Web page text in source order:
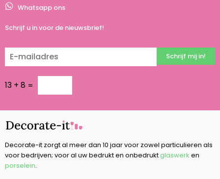
Whatsapp ons
Schrijf u in voor de nieuwsbrief!
13 + 8 =
Schrijf mij in!
Decorate-it zorgt al meer dan 10 jaar voor zowel particulieren als
voor bedrijven; voor al uw bedrukt en onbedruktglaswerk en
porselein.